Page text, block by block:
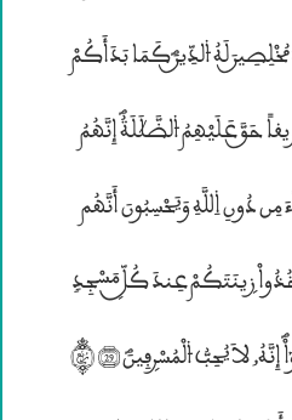
عِندَ كُــلّۣ مَسْجِدٍؐ وَادْعُوهُ مُخْلِصِيــنَ لَهُ ۴لدِّيــنَؐ كَمَا بَدَأَكُمْ
تَعُودُونَؐ فَرۣيقاٗ هَدۭيٰؐ وَفَرۣيقاٗ حَــقَّ عَلَيْهِمُ ۴لضَّچَلَةُؐ إِنَّهُمُ
èتَّخَذُواْ ۴لشَّيَـٰطِينَ أَوْلِيَآءَ مِن دُونِ ۱للَّهِ وَيَحْسِبُونَ أَنَّهُم
ءَادَمَ خُذُواْ زۣينَتَكُمْ عِندَ كُــلّۣ مَسْجِدٍ
وَكُلُواْ وَاشْرَبُواْؐ وَلاَ تُسْرۣفُوٓاْؐ إِنَّهُ„ لاَ يُحِــبُّ ۴لْمُسْرۣفِينَؐ (29) ©